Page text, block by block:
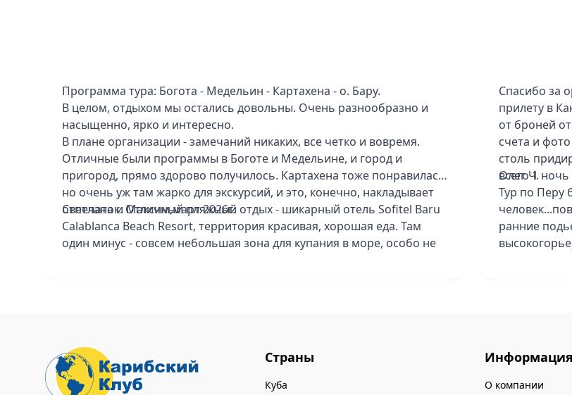
Программа тура: Богота - Медельин - Картахена - о. Бару.
В целом, отдыхом мы остались довольны. Очень разнообразно и
насыщенно, ярко и интересно.
В плане организации - замечаний никаких, все четко и вовремя.
Отличные были программы в Боготе и Медельине, и город и
пригород, прямо здорово получилось. Картахена тоже понравилась,
но очень уж там жарко для экскурсий, и это, конечно, накладывает
отпечаток. Отличный пляжный отдых - шикарный отель Sofitel Baru
Calablanca Beach Resort, территория красивая, хорошая еда. Там
один минус - совсем небольшая зона для купания в море, особо не
Очень душевный гид Анна из Боготы, 5+.
Мы вам благодарны за новые впечатления и организацию нашего
отдыха!
Светлана и Максим,март 2026г.
Спасибо за
прилету в
от броней
счета и
столь
всего 1
Тур по Перу
ранние
Varadero,
только с
Олег Ч.
Страны
Куба
Информация
О компании